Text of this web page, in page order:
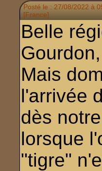
Posté le : 27/08/2022 à
[France]
Belle
Mais
l'arrivée
dès
lorsque
"tigre"